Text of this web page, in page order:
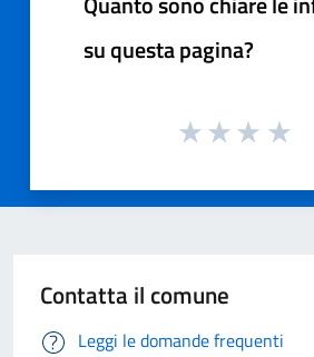
su questa pagina?
Contatta il comune
Leggi le domande frequenti